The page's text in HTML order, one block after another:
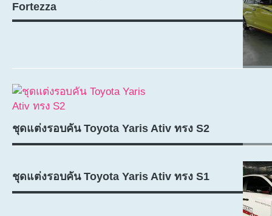
Fortezza
ชุดแต่งรอบคัน Toyota Yaris Ativ ทรง S2
ชุดแต่งรอบคัน Toyota Yaris Ativ ทรง S1